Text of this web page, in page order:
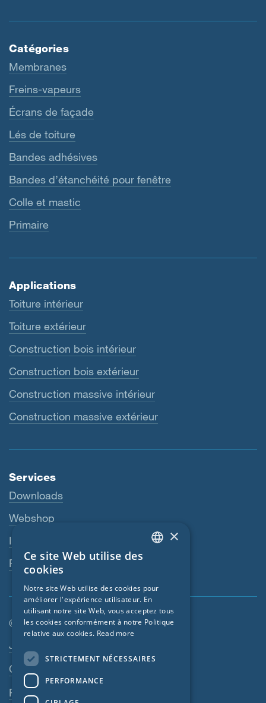
Catégories
Membranes
Freins-vapeurs
Écrans de façade
Lés de toiture
Bandes adhésives
Bandes d’étanchéité pour fenêtre
Colle et mastic
Primaire
Applications
Toiture intérieur
Toiture extérieur
Construction bois intérieur
Construction bois extérieur
Construction massive intérieur
Construction massive extérieur
Services
Downloads
Webshop
Interlocuteur
Revendeurs
© SIGA 2026
Jobs
Contact
Règles de confidentialité
ENGLISH
FRENCH
CZECH
LATVIAN
×
Ce site Web utilise des
cookies
Notre site Web utilise des cookies pour
améliorer l'expérience utilisateur. En
utilisant notre site Web, vous acceptez tous
les cookies conformément à notre Politique
relative aux cookies. Read more
STRICTEMENT NÉCESSAIRES
PERFORMANCE